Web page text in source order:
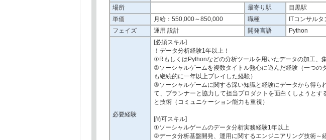
場所
最寄り駅
目黒駅
単価
月給：550,000～850,000 職種
ITコンサルタ
フェイズ
運用 設計 開発言語 Python
必要経験
[必須スキル]
！データ分析経験1年以上！
①RもしくはPythonなどの分析ツールを用いたデータの加工、
②ソーシャルゲームを複数タイトル熱心に遊んだ経験（一つの
も継続的に一年以上プレイした経験）
③ソーシャルゲームに関する深い知識と経験にデータから得ら
て、プランナーと協力して担当プロダクトを面白くしようとす
と技術（コミュニケーション能力も重視）
[尚可スキル]
①ソーシャルゲームのデータ分析実務経験1年以上
②データ分析基盤開発、運用に関するエンジニアリング技術～